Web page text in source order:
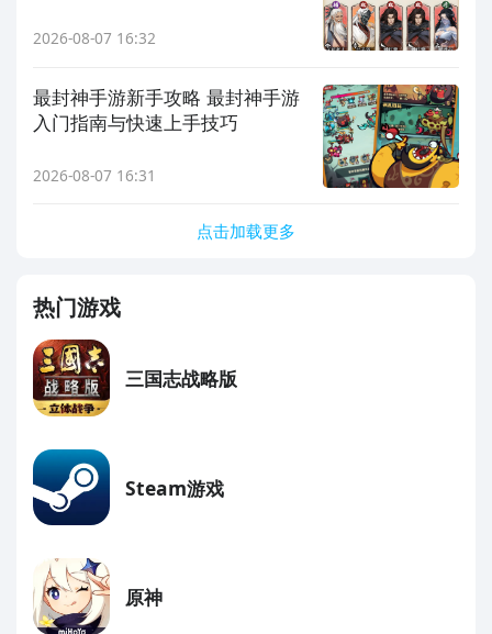
2026-08-07 16:32
最封神手游新手攻略 最封神手游
入门指南与快速上手技巧
2026-08-07 16:31
点击加载更多
热门游戏
三国志战略版
Steam游戏
原神